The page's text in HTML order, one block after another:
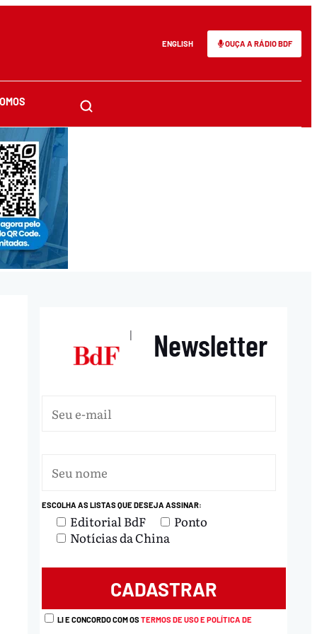
ENGLISH OUÇA A RÁDIO BDF
| Newsletter
ESCOLHA AS LISTAS QUE DESEJA ASSINAR:
Editorial BdF
Ponto
Notícias da China
LI E CONCORDO COM OSTERMOS DE USO E POLÍTICA DE